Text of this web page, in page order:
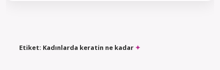
Etiket: Kadınlarda keratin ne kadar